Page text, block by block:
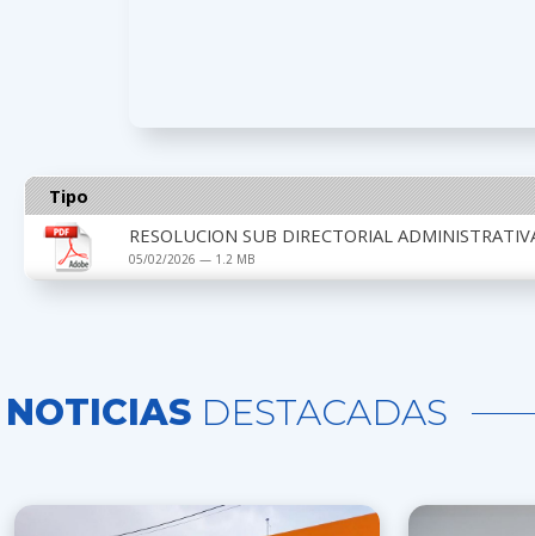
Tipo
RESOLUCION SUB DIRECTORIAL
05/02/2026 — 1.2 MB
NOTICIAS DESTACADAS